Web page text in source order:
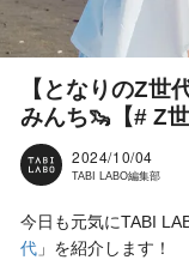
【となりのZ世
みんち🦦【# Z
2024/10/04
TABI LABO編集部
今日も元気にTABI
代 」を紹介します！